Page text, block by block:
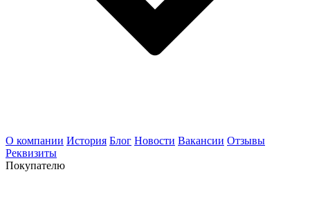
О компании История Блог Новости Вакансии Отзывы
Реквизиты
Покупателю